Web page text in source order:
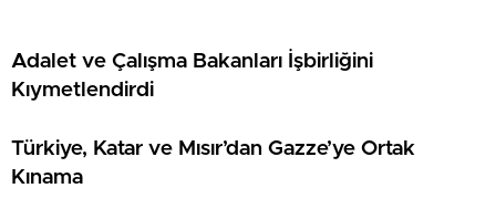
Adalet ve Çalışma Bakanları İşbirliğini
Kıymetlendirdi
Türkiye, Katar ve Mısır’dan Gazze’ye Ortak
Kınama